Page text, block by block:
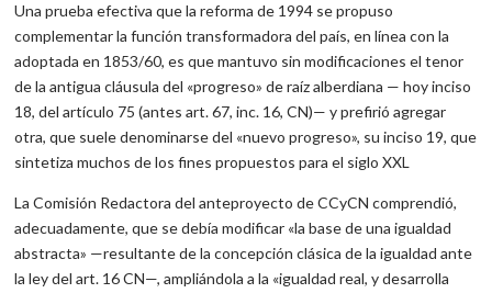
Una prueba efectiva que la reforma de 1994 se propuso
complementar la función transformadora del país, en línea con la
adoptada en 1853/60, es que mantuvo sin modificaciones el tenor
de la antigua cláusula del «progreso» de raíz alberdiana — hoy inciso
18, del artículo 75 (antes art. 67, inc. 16, CN)— y prefirió agregar
otra, que suele denominarse del «nuevo progreso», su inciso 19, que
sintetiza muchos de los fines propuestos para el siglo XXL
La Comisión Redactora del anteproyecto de CCyCN comprendió,
adecuadamente, que se debía modificar «la base de una igualdad
abstracta» —resultante de la concepción clásica de la igualdad ante
la ley del art. 16 CN—, ampliándola a la «igualdad real, y desarrolla